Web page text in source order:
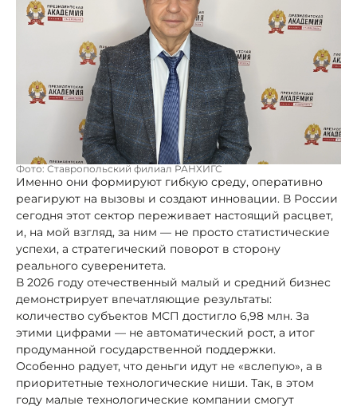
Фото: Ставропольский филиал РАНХИГС
Именно они формируют гибкую среду, оперативно
реагируют на вызовы и создают инновации. В России
сегодня этот сектор переживает настоящий расцвет,
и, на мой взгляд, за ним — не просто статистические
успехи, а стратегический поворот в сторону
реального суверенитета.
В 2026 году отечественный малый и средний бизнес
демонстрирует впечатляющие результаты:
количество субъектов МСП достигло 6,98 млн. За
этими цифрами — не автоматический рост, а итог
продуманной государственной поддержки.
Особенно радует, что деньги идут не «вслепую», а в
приоритетные технологические ниши. Так, в этом
году малые технологические компании смогут